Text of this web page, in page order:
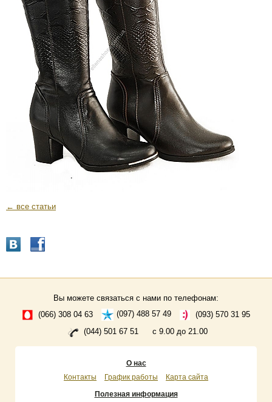
← все статьи
Вы можете связаться с нами по телефонам:
(066) 308 04 63
(097) 488 57 49
(093) 570 31 95
(044) 501 67 51
с 9.00 до 21.00
О нас
Контакты
График работы
Карта сайта
Полезная информация